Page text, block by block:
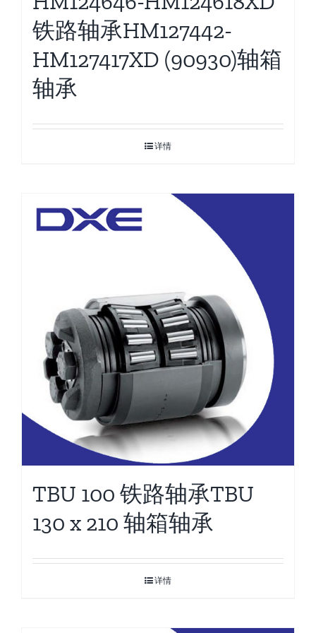
铁路轴承HM127442-
HM127417XD (90930)轴箱
轴承
详情
TBU 100 铁路轴承TBU
130 x 210 轴箱轴承
详情